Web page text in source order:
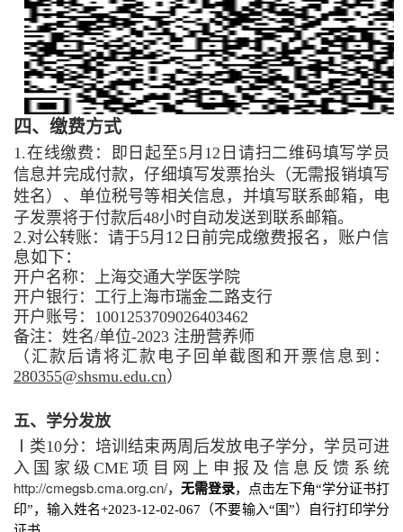
四、 缴费方式
1.在线缴费：即日起至5月12日请扫二维码填写学员
信息并完成付款，仔细填写发票抬头（无需报销填写
姓名）、单位税号等相关信息，并填写联系邮箱，电
子发票将于付款后48小时自动发送到联系邮箱。
2.对公转账：请于5月 12日前完成缴费报名，账户信
息如下：
开户名称：上海交通大学医学院
开户银行：工行上海市瑞金二路支行
开户账号：1001253709026403462
备注：姓名/单位-2023 注册营养师
（汇款后请将汇款电子回单截图和开票信息到：
280355@shsmu.edu.cn）
五、学分发放
Ⅰ类10分 ：培训结束两周后发放电子学分，学员可进
入国家级CME项目网上申报及信息反馈系统
http://cmegsb.cma.org.cn/， 无需登录，点击左下角“学分证书打
印”，输入姓名+2023-12-02-067（不要输入“ 国”）自行打印学分